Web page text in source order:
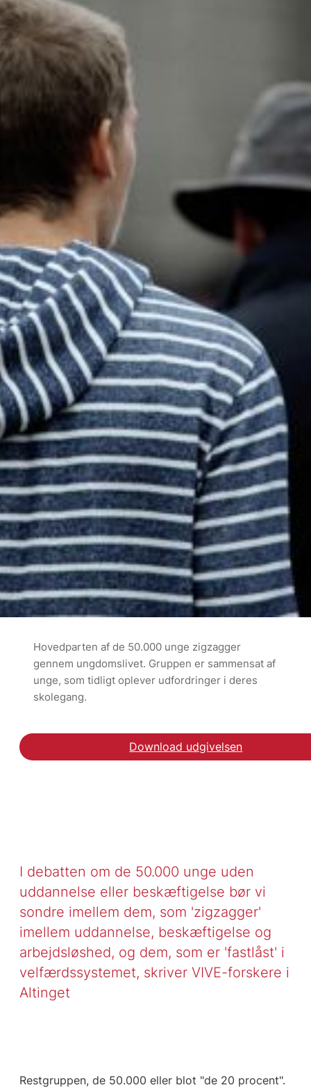
Hovedparten af de 50.000 unge zigzagger
gennem ungdomslivet. Gruppen er sammensat af
unge, som tidligt oplever udfordringer i deres
skolegang.
Download udgivelsenLæs debatindlægget i
I debatten om de 50.000 unge uden
uddannelse eller beskæftigelse bør vi
sondre imellem dem, som 'zigzagger'
imellem uddannelse, beskæftigelse og
arbejdsløshed, og dem, som er 'fastlåst' i
velfærdssystemet, skriver VIVE-forskere i
Altinget
Restgruppen, de 50.000 eller blot "de 20 procent".